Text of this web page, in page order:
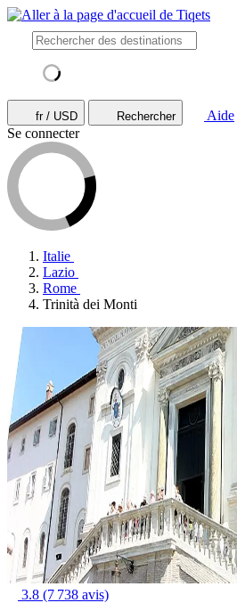
fr / USD Rechercher
Aide
Se connecter
Italie
Lazio
Rome
Trinità dei Monti
3.8 (7 738 avis)